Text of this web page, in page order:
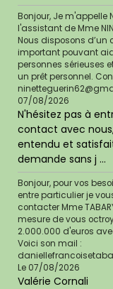
Bonjour, Je m'appelle
l'assistant de Mme
Nous disposons d’un
important pouvant
personnes sérieuses
un prêt personnel.
07/08/2026
N'hésitez pas à
contact avec
entendu et
demande sans j ...
Bonjour, pour vos
entre particulier je
contacter Mme
mesure de vous
2.000.000 d'euros
Voici son mail :
Le 07/08/2026
Valérie Cornali